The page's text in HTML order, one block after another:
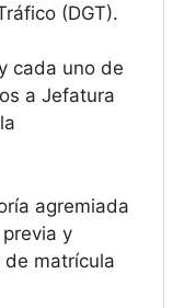
(DGT).
cada uno de
a Jefatura
agremiada
y
matrícula